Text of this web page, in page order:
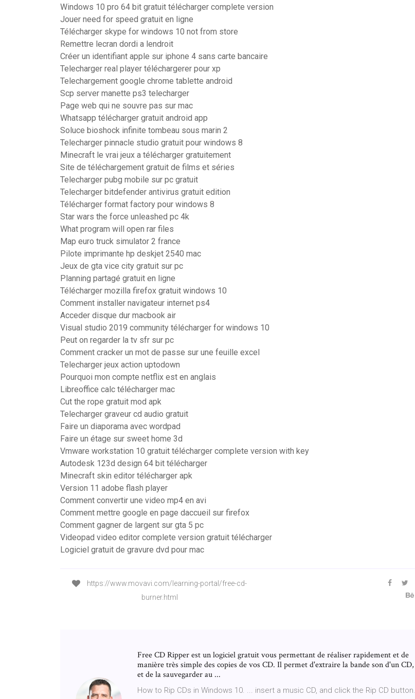
Windows 10 pro 64 bit gratuit télécharger complete version
Jouer need for speed gratuit en ligne
Télécharger skype for windows 10 not from store
Remettre lecran dordi a lendroit
Créer un identifiant apple sur iphone 4 sans carte bancaire
Telecharger real player téléchargerer pour xp
Telechargement google chrome tablette android
Scp server manette ps3 telecharger
Page web qui ne souvre pas sur mac
Whatsapp télécharger gratuit android app
Soluce bioshock infinite tombeau sous marin 2
Telecharger pinnacle studio gratuit pour windows 8
Minecraft le vrai jeux a télécharger gratuitement
Site de téléchargement gratuit de films et séries
Telecharger pubg mobile sur pc gratuit
Telecharger bitdefender antivirus gratuit edition
Télécharger format factory pour windows 8
Star wars the force unleashed pc 4k
What program will open rar files
Map euro truck simulator 2 france
Pilote imprimante hp deskjet 2540 mac
Jeux de gta vice city gratuit sur pc
Planning partagé gratuit en ligne
Télécharger mozilla firefox gratuit windows 10
Comment installer navigateur internet ps4
Acceder disque dur macbook air
Visual studio 2019 community télécharger for windows 10
Peut on regarder la tv sfr sur pc
Comment cracker un mot de passe sur une feuille excel
Telecharger jeux action uptodown
Pourquoi mon compte netflix est en anglais
Libreoffice calc télécharger mac
Cut the rope gratuit mod apk
Telecharger graveur cd audio gratuit
Faire un diaporama avec wordpad
Faire un étage sur sweet home 3d
Vmware workstation 10 gratuit télécharger complete version with key
Autodesk 123d design 64 bit télécharger
Minecraft skin editor télécharger apk
Version 11 adobe flash player
Comment convertir une video mp4 en avi
Comment mettre google en page daccueil sur firefox
Comment gagner de largent sur gta 5 pc
Videopad video editor complete version gratuit télécharger
Logiciel gratuit de gravure dvd pour mac
https://www.movavi.com/learning-portal/free-cd-
burner.html
Free CD Ripper est un logiciel gratuit vous permettant de réaliser rapidement et de
manière très simple des copies de vos CD. Il permet d'extraire la bande son d'un CD,
et de la sauvegarder au ...
How to Rip CDs in Windows 10. ... insert a music CD, and click the Rip CD button.